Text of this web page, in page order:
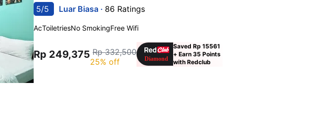
5/5 Luar Biasa · 86 Ratings
AcToiletriesNo SmokingFree Wifi
Rp 249,375 Rp 332,500
25% off
Saved Rp 15561
+ Earn 35 Points
with Redclub